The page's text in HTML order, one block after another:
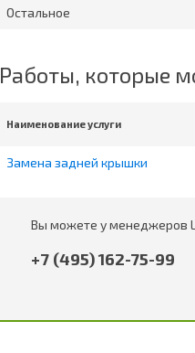
Остальное
Работы, которые
Наименование услуги
Замена задней крышки
Вы можете у менеджеров
+7 (495) 162-75-99